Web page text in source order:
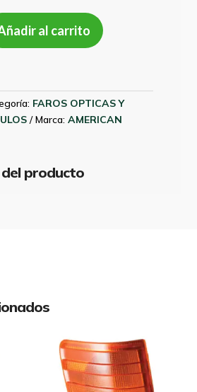
al carrito
FAROS OPTICAS Y
Marca:AMERICAN
producto